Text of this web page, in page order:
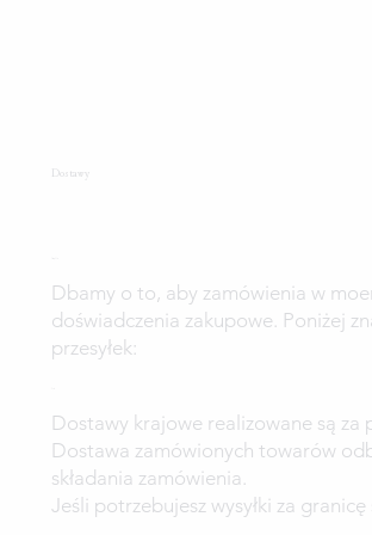
Dostawy
Dbamy o to, aby zamówienia w
doświadczenia zakupowe. Poniżej
przesyłek:
Dostawy krajowe realizowane są za
Dostawa zamówionych towarów
składania zamówienia.
Jeśli potrzebujesz wysyłki za